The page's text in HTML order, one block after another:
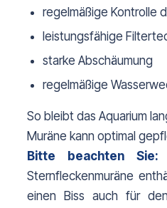
regelmäßige Kontrolle
leistungsfähige
starke Abschäumung
regelmäßige
So bleibt das Aquarium
Muräne kann optimal
Bitte beachten Sie:
Sternfleckenmuräne
einen Biss auch für